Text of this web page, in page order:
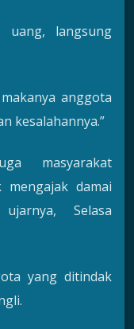
uang, langsung
anggota
kesalahannya.”
masyarakat
mengajak damai
Selasa
yang ditindak